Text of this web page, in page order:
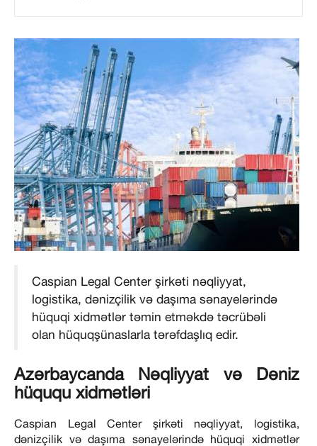
Caspian Legal Center şirkəti nəqliyyat,
logistika, dənizçilik və daşıma sənayelərində
hüquqi xidmətlər təmin etməkdə təcrübəli
olan hüquqşünaslarla tərəfdaşlıq edir.
Azərbaycanda Nəqliyyat və Dəniz
hüququ xidmətləri
Caspian Legal Center şirkəti nəqliyyat, logistika,
dənizçilik və daşıma sənayelərində hüquqi xidmətlər